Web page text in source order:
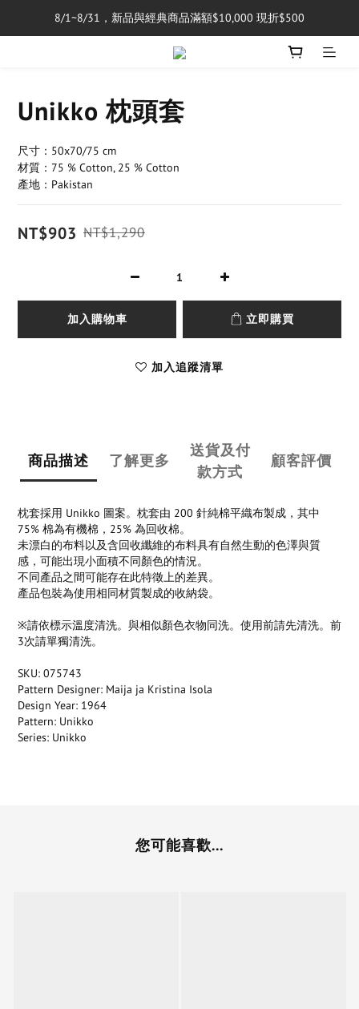
單筆消費滿$5,000享免運費
8/1~8/31，新品與經典商品滿額$10,000 現折$500
單筆消費滿$5,000享免運費
Unikko 枕頭套
尺寸：50x70/75 cm
材質：75 % Cotton, 25 % Cotton
產地：Pakistan
NT$903 NT$1,290
加入購物車 立即購買
加入追蹤清單
商品描述 了解更多
送貨及付
款方式
顧客評價
枕套採用 Unikko 圖案。枕套由 200 針純棉平織布製成，其中
75% 棉為有機棉，25% 為回收棉。
未漂白的布料以及含回收纖維的布料具有自然生動的色澤與質
感，可能出現小面積不同顏色的情況。
不同產品之間可能存在此特徵上的差異。
產品包裝為使用相同材質製成的收納袋。
※請依標示溫度清洗。與相似顏色衣物同洗。使用前請先清洗。前
3次請單獨清洗。
SKU: 075743
Pattern Designer: Maija ja Kristina Isola
Design Year: 1964
Pattern: Unikko
Series: Unikko
您可能喜歡...